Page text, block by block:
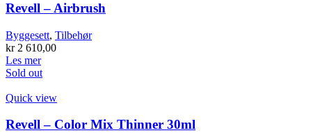
Revell – Airbrush
Byggesett, Tilbehør
kr2 610,00
Les mer
Sold out
Quick view
Revell – Color Mix Thinner 30ml